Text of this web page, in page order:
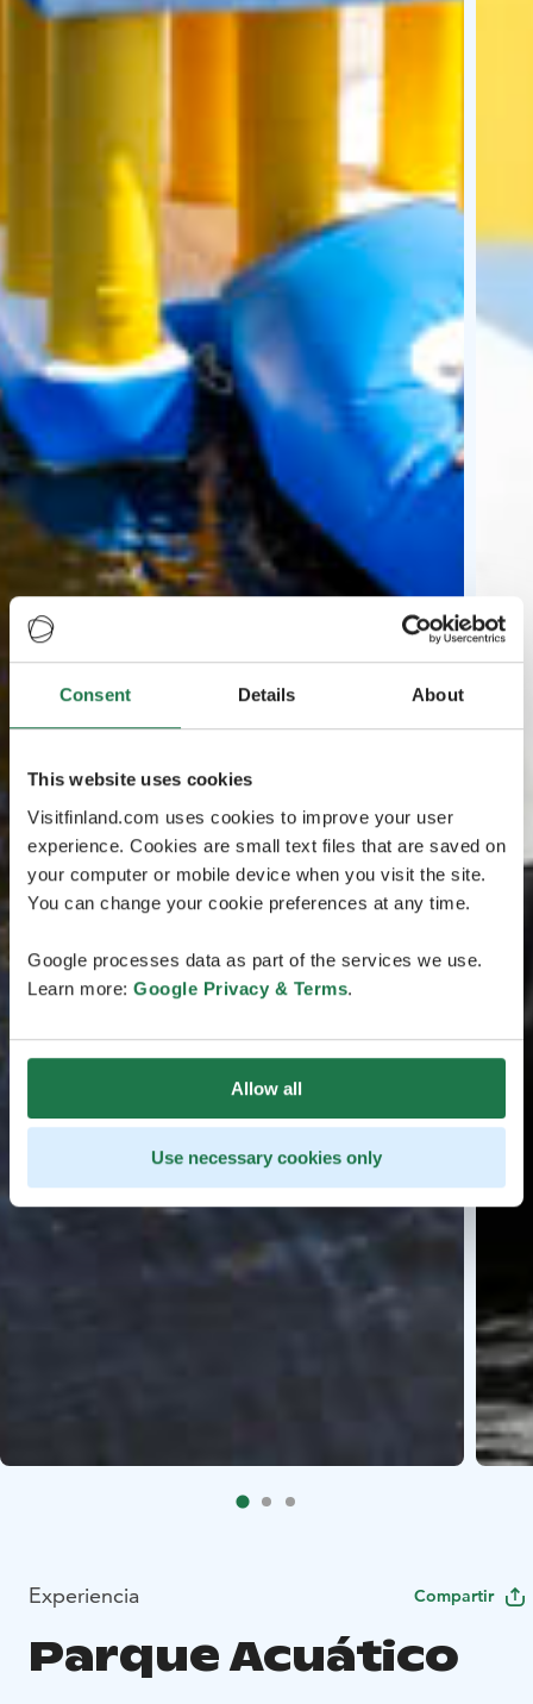
Consent Details About
This website uses cookies
Visitfinland.com uses cookies to improve your user
experience. Cookies are small text files that are saved on
your computer or mobile device when you visit the site.
You can change your cookie preferences at any time.
Google processes data as part of the services we use.
Learn more: Google Privacy & Terms.
Allow all
Use necessary cookies only
Experiencia Compartir
Parque Acuático